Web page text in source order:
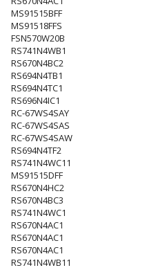
MS91515BFF
MS91518FFS
FSN570W20B
RS741N4WB1
RS670N4BC2
RS694N4TB1
RS694N4TC1
RS696N4IC1
RC-67WS4SAY
RC-67WS4SAS
RC-67WS4SAW
RS694N4TF2
RS741N4WC11
MS91515DFF
RS670N4HC2
RS670N4BC3
RS741N4WC1
RS670N4AC1
RS670N4AC1
RS670N4AC1
RS741N4WB11